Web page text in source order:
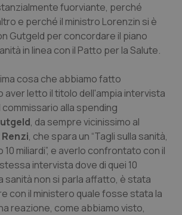
Giulia
fuorviante, perché
e perché il ministro Lorenzin si è
Gutgeld per concordare il piano
in linea con il Patto per la Salute.
cosa che abbiamo fatto
aver letto il titolo dell'ampia intervista
commissario alla spending
, da sempre vicinissimo al
, che spara un “Tagli sulla sanità,
miliardi”, e averlo confrontato con il
intervista dove di quei 10
sanità non si parla affatto, è stata
con il ministero quale fosse stata la
reazione, come abbiamo visto,